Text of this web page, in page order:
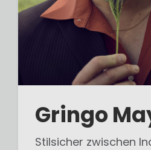
Gringo
Stilsicher zwischen